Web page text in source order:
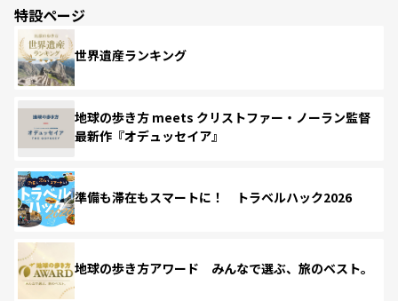
特設ページ
世界遺産ランキング
地球の歩き方 meets クリストファー・ノーラン監督
最新作『オデュッセイア』
準備も滞在もスマートに！ トラベルハック2026
地球の歩き方アワード みんなで選ぶ、旅のベスト。